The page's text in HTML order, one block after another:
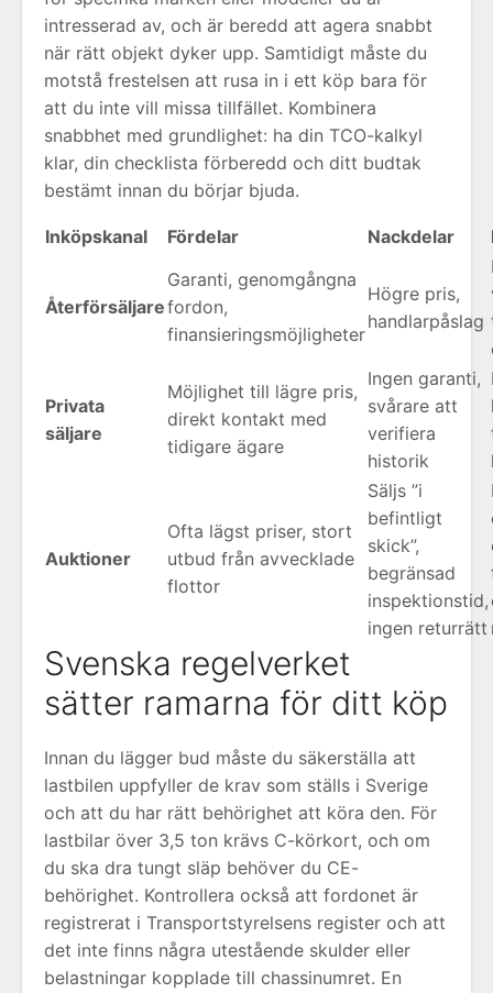
intresserad av, och är beredd att agera snabbt
när rätt objekt dyker upp. Samtidigt måste du
motstå frestelsen att rusa in i ett köp bara för
att du inte vill missa tillfället. Kombinera
snabbhet med grundlighet: ha din TCO-kalkyl
klar, din checklista förberedd och ditt budtak
bestämt innan du börjar bjuda.
Inköpskanal Fördelar Nackdelar
Återförsäljare
Garanti, genomgångna
fordon,
finansieringsmöjligheter
Högre pris,
handlarpåslag
Privata
säljare
Möjlighet till lägre pris,
direkt kontakt med
tidigare ägare
Ingen garanti,
svårare att
verifiera
historik
Auktioner
Ofta lägst priser, stort
utbud från avvecklade
flottor
Säljs ”i
befintligt
skick”,
begränsad
inspektionstid,
ingen returrätt
Svenska regelverket
sätter ramarna för ditt köp
Innan du lägger bud måste du säkerställa att
lastbilen uppfyller de krav som ställs i Sverige
och att du har rätt behörighet att köra den. För
lastbilar över 3,5 ton krävs C-körkort, och om
du ska dra tungt släp behöver du CE-
behörighet. Kontrollera också att fordonet är
registrerat i Transportstyrelsens register och att
det inte finns några utestående skulder eller
belastningar kopplade till chassinumret. En